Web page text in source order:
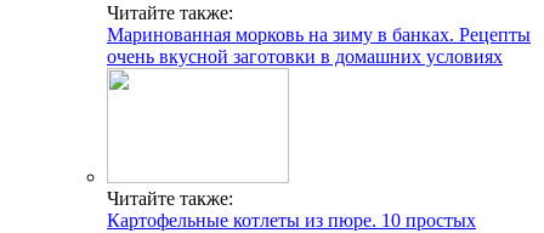
Читайте также:
Маринованная морковь на зиму в банках. Рецепты
очень вкусной заготовки в домашних условиях
Читайте также:
Картофельные котлеты из пюре. 10 простых